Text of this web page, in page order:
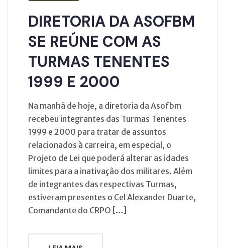
DIRETORIA DA ASOFBM
SE REÚNE COM AS
TURMAS TENENTES
1999 E 2000
Na manhã de hoje, a diretoria da Asofbm
recebeu integrantes das Turmas Tenentes
1999 e 2000 para tratar de assuntos
relacionados à carreira, em especial, o
Projeto de Lei que poderá alterar as idades
limites para a inativação dos militares. Além
de integrantes das respectivas Turmas,
estiveram presentes o Cel Alexander Duarte,
Comandante do CRPO […]